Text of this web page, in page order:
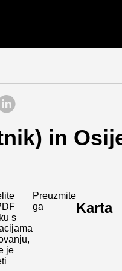
in
s
je
Preuzmite
ga
Karta